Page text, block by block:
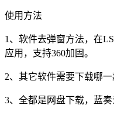
使用方法
1、软件去弹窗方法，在
应用，支持360加固。
2、其它软件需要下载哪一
3、全都是网盘下载，蓝奏